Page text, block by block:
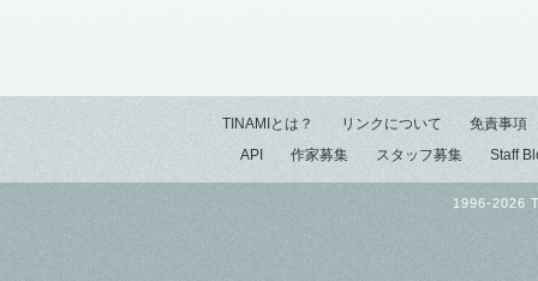
TINAMIとは？ リンクについて
免責事項
API
作家募集 スタッフ募集 Staff
1996-2026